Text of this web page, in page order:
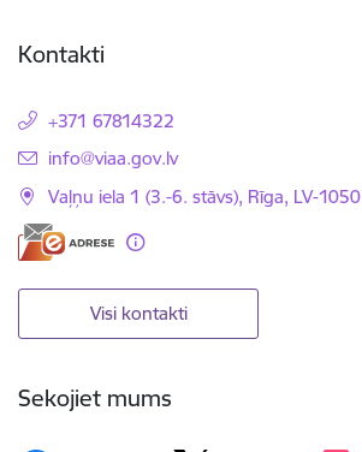
Kontakti
+371 67814322
E-pasts:
info@viaa.gov.lv
Vaļņu iela 1 (3.-6. stāvs), Rīga, LV-1050
Visi kontakti
Sekojiet mums